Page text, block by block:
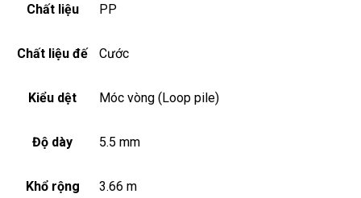
Chất liệu PP
Chất liệu đế Cước
Kiểu dệt Móc vòng (Loop pile)
Độ dày 5.5 mm
Khổ rộng 3.66 m